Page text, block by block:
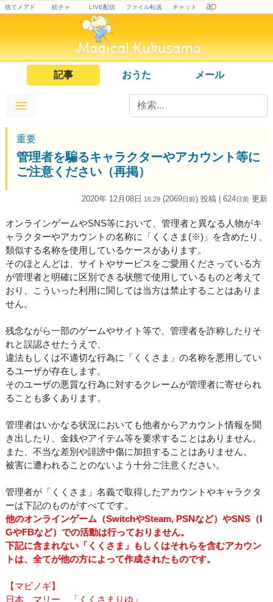
捨てメアド 絵チャ LIVE配信 ファイル転送 チャット
記事 おうた メール
重要
管理者を騙るキャラクターやアカウント等に
ご注意ください（再掲）
2020年 12月08日 16:29 (2069日前) 投稿 | 624日前 更新
オンラインゲームやSNS等において、管理者と異なる人物がキ
ャラクターやアカウントの名称に「くくさま(※)」を含めたり、
類似する名称を使用しているケースがあります。
そのほとんどは、サイトやサービスをご愛用くださっている方
が管理者と明確に区別できる状態で使用しているものと考えて
おり、こういった利用に関しては当方は禁止することはありま
せん。
残念ながら一部のゲームやサイト等で、管理者を詐称したりそ
れと誤認させたうえで、
違法もしくは不適切な行為に「くくさま」の名称を悪用してい
るユーザが存在します。
そのユーザの悪質な行為に対するクレームが管理者に寄せられ
ることも多くあります。
管理者はいかなる状況においても他者からアカウント情報を聞
き出したり、金銭やアイテム等を要求することはありません。
また、不当な差別や誹謗中傷に加担することはありません。
被害に遭われることのないよう十分ご注意ください。
管理者が「くくさま」名義で取得したアカウントやキャラクタ
ーは下記のものがすべてです。
他のオンラインゲーム（SwitchやSteam, PSNなど）やSNS（I
GやFBなど）での活動は行っておりません。
下記に含まれない「くくさま」もしくはそれらを含むアカウン
トは、全てが他の方によって作成されたものです。
【マビノギ】
日本 マリー 「くくさまりゆ」